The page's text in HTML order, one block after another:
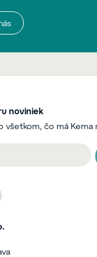
noviniek
všetkom, čo má Kema